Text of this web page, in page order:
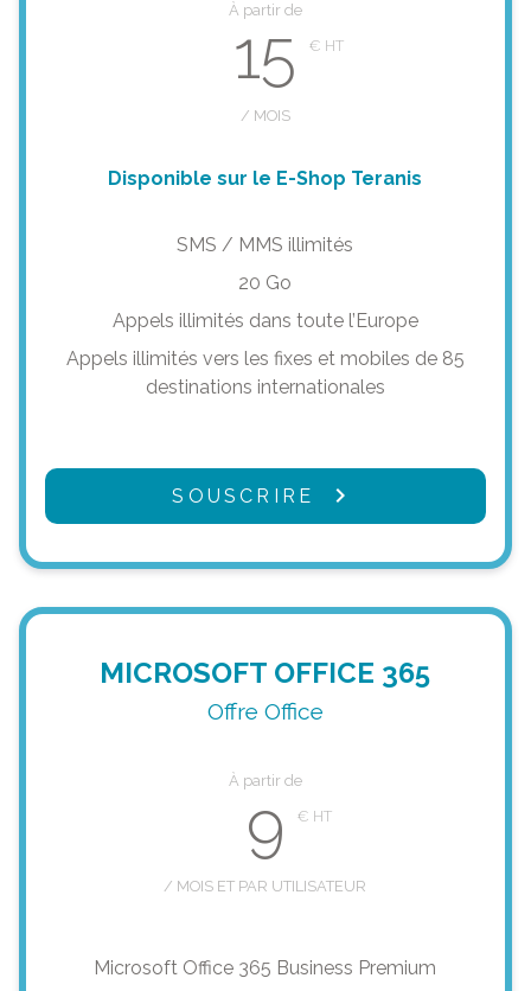
À partir de
15
/ MOIS
Disponible sur le E-Shop Teranis
SMS / MMS illimités
20 Go
Appels illimités dans toute l’Europe
Appels illimités vers les fixes et mobiles de 85
destinations internationales
SOUSCRIRE
MICROSOFT OFFICE 365
Offre Office
À partir de
9
/ MOIS ET PAR UTILISATEUR
Microsoft Office 365 Business Premium